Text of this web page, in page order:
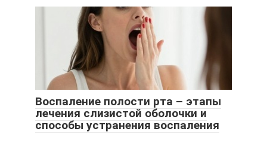
Воспаление полости рта – этапы
лечения слизистой оболочки и
способы устранения воспаления